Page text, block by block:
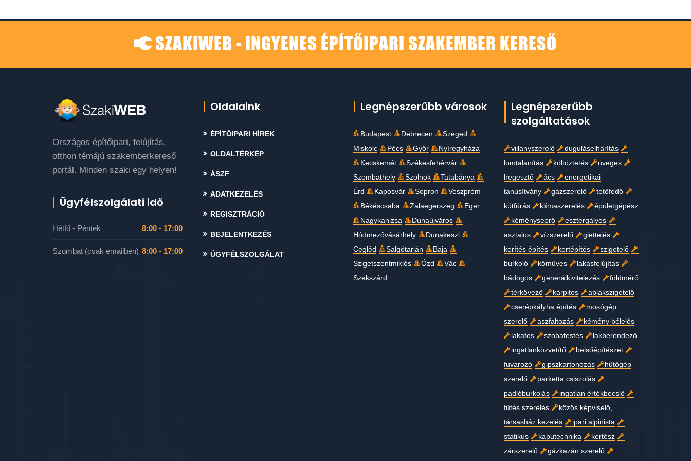
SZAKIWEB - INGYENES ÉPÍTŐIPARI SZAKEMBER KERESŐ
Országos építőipari, felújítás,
otthon témájú szakemberkereső
portál. Minden szaki egy helyen!
Ügyfélszolgálati idő
Hétfő - Péntek 8:00 - 17:00
Szombat (csak emailben) 8:00 - 17:00
Oldalaink
ÉPÍTŐIPARI HÍREK
OLDALTÉRKÉP
ÁSZF
ADATKEZELÉS
REGISZTRÁCIÓ
BEJELENTKEZÉS
ÜGYFÉLSZOLGÁLAT
Legnépszerűbb városok
Budapest Debrecen
Szeged
Miskolc
Pécs Győr
Nyíregyháza
Kecskemét
Székesfehérvár
Szombathely
Szolnok
Tatabánya
Érd
Kaposvár Sopron
Veszprém
Békéscsaba
Zalaegerszeg
Eger
Nagykanizsa
Dunaújváros
Hódmezővásárhely
Dunakeszi
Cegléd
Salgótarján
Baja
Szigetszentmiklós
Ózd
Vác
Szekszárd
Legnépszerűbb
szolgáltatások
villanyszerelő
duguláselhárítás
lomtalanítás
költöztetés
üveges
hegesztő
ács
energetikai
tanúsítvány
gázszerelő
tetőfedő
kútfúrás
klímaszerelés
épületgépész
kéményseprő
esztergályos
asztalos
vízszerelő
glettelés
kerítés építés
kertépítés
szigetelő
burkoló
kőműves
lakásfelújítás
bádogos
generálkivitelezés
földmérő
térkövező
kárpitos
ablakszigetelő
cserépkályha építés
mosógép
szerelő
aszfaltozás
kémény bélelés
lakatos
szobafestés
lakberendező
ingatlanközvetítő
belsőépítészet
fuvarozó
gipszkartonozás
hűtőgép
szerelő
parketta csiszolás
padlóburkolás
ingatlan értékbecslő
fűtés szerelés
közös képviselő,
társasház kezelés
ipari alpinista
statikus
kaputechnika
kertész
zárszerelő
gázkazán szerelő